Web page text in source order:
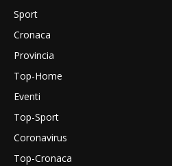
Sport
Cronaca
Provincia
Top-Home
Eventi
Top-Sport
Coronavirus
Top-Cronaca